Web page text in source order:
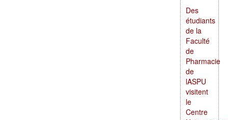
Des
étudiants
de la
Faculté
de
Pharmacie
de
lASPU
visitent
le
Centre